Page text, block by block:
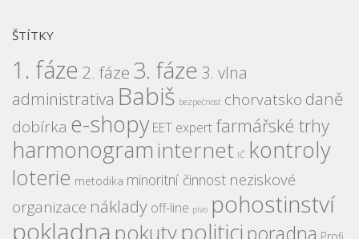
ŠTÍTKY
1. fáze 2. fáze 3. fáze 3. vlna
administrativa Babiš bezpečnost chorvatsko daně
dobírka e-shopy EET expertfarmářské trhy
harmonograminternet IČ kontroly
loterie metodika minoritní činnost neziskové
organizace náklady off-line pivo pohostinství
pokladna pokutypolitici poradna Profi